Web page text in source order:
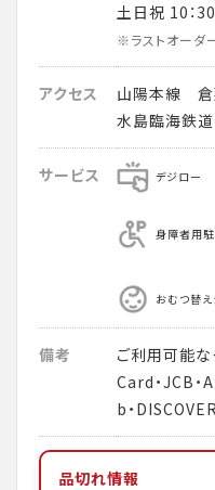
土日祝 10：
※ラストオーダ
アクセス
山陽本線
水島臨海鉄
サービス デジロー
身障者用
おむつ替え
備考
ご利用可能な
Card・JCB
b・DISCOVER
品切れ情報